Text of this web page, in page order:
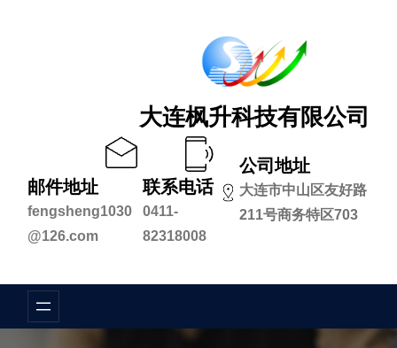
大连枫升科技有限公司
邮件地址
fengsheng1030
@126.com
联系电话
0411-
82318008
公司地址
大连市中山区友好路
211号商务特区703